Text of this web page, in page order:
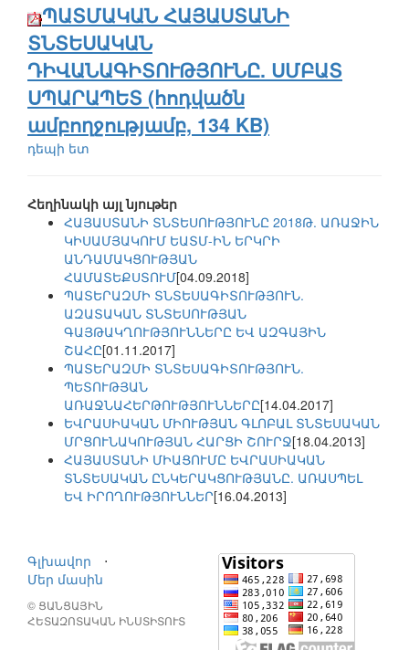
ՊԱՏՄԱԿԱՆ ՀԱՅԱՍՏԱՆԻ
ՏՆՏԵՍԱԿԱՆ
ԴԻՎԱՆԱԳԻՏՈՒԹՅՈՒՆԸ. ՍՄԲԱՏ
ՍՊԱՐԱՊԵՏ (հոդվածն
ամբողջությամբ, 134 KB)
դեպի ետ
Հեղինակի այլ նյութեր
ՀԱՅԱՍՏԱՆԻ ՏՆՏԵՍՈՒԹՅՈՒՆԸ 2018Թ. ԱՌԱՋԻՆ
ԿԻՍԱՄՅԱԿՈՒՄ ԵԱՏՄ-ԻՆ ԵՐԿՐԻ
ԱՆԴԱՄԱԿՑՈՒԹՅԱՆ
ՀԱՄԱՏԵՔՍՏՈՒՄ[04.09.2018]
ՊԱՏԵՐԱԶՄԻ ՏՆՏԵՍԱԳԻՏՈՒԹՅՈՒՆ.
ԱԶԱՏԱԿԱՆ ՏՆՏԵՍՈՒԹՅԱՆ
ԳԱՅԹԱԿՂՈՒԹՅՈՒՆՆԵՐԸ ԵՎ ԱԶԳԱՅԻՆ
ՇԱՀԸ[01.11.2017]
ՊԱՏԵՐԱԶՄԻ ՏՆՏԵՍԱԳԻՏՈՒԹՅՈՒՆ.
ՊԵՏՈՒԹՅԱՆ
ԱՌԱՋՆԱՀԵՐԹՈՒԹՅՈՒՆՆԵՐԸ[14.04.2017]
ԵՎՐԱՍԻԱԿԱՆ ՄԻՈՒԹՅԱՆ ԳԼՈԲԱԼ ՏՆՏԵՍԱԿԱՆ
ՄՐՑՈՒՆԱԿՈՒԹՅԱՆ ՀԱՐՑԻ ՇՈՒՐՋ[18.04.2013]
ՀԱՅԱՍՏԱՆԻ ՄԻԱՑՈՒՄԸ ԵՎՐԱՍԻԱԿԱՆ
ՏՆՏԵՍԱԿԱՆ ԸՆԿԵՐԱԿՑՈՒԹՅԱՆԸ. ԱՌԱՍՊԵԼ
ԵՎ ԻՐՈՂՈՒԹՅՈՒՆՆԵՐ[16.04.2013]
Գլխավոր
⋅
Մեր մասին
© ՑԱՆՑԱՅԻՆ
ՀԵՏԱԶՈՏԱԿԱՆ ԻՆՍՏԻՏՈՒՏ